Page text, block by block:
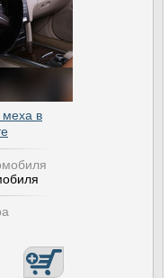
меха в